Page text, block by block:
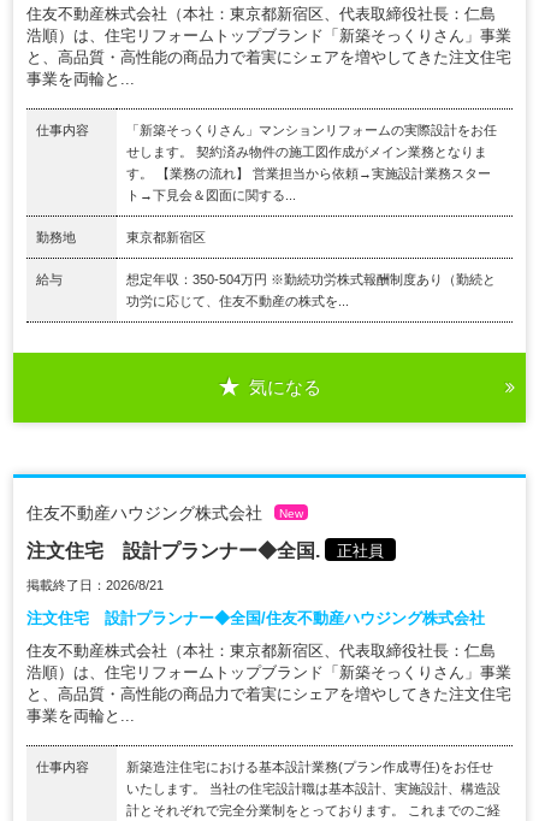
住友不動産株式会社（本社：東京都新宿区、代表取締役社長：仁島
浩順）は、住宅リフォームトップブランド「新築そっくりさん」事業
と、高品質・高性能の商品力で着実にシェアを増やしてきた注文住宅
事業を両輪と...
仕事内容
「新築そっくりさん」マンションリフォームの実際設計をお任
せします。 契約済み物件の施工図作成がメイン業務となりま
す。 【業務の流れ】 営業担当から依頼→実施設計業務スター
ト→下見会＆図面に関する...
勤務地 東京都新宿区
給与
想定年収：350-504万円 ※勤続功労株式報酬制度あり（勤続と
功労に応じて、住友不動産の株式を...
気になる
住友不動産ハウジング株式会社 New
注文住宅 設計プランナー◆全国. 正社員
掲載終了日：2026/8/21
注文住宅 設計プランナー◆全国/住友不動産ハウジング株式会社
住友不動産株式会社（本社：東京都新宿区、代表取締役社長：仁島
浩順）は、住宅リフォームトップブランド「新築そっくりさん」事業
と、高品質・高性能の商品力で着実にシェアを増やしてきた注文住宅
事業を両輪と...
仕事内容
新築造注住宅における基本設計業務(プラン作成専任)をお任せ
いたします。 当社の住宅設計職は基本設計、実施設計、構造設
計とそれぞれで完全分業制をとっております。 これまでのご経